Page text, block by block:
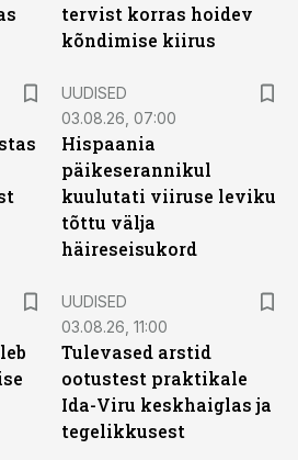
tervist korras hoidev
kõndimise kiirus
UUDISED
03.08.26, 07:00
Hispaania
päikeserannikul
kuulutati viiruse leviku
tõttu välja
häireseisukord
UUDISED
03.08.26, 11:00
Tulevased arstid
ootustest praktikale
Ida-Viru keskhaiglas ja
tegelikkusest